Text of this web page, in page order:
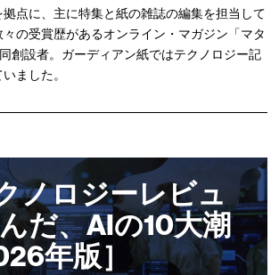
点に、主に特集と紙の雑誌の編集を担当して
の受賞歴があるオンライン・マガジン「マタ
創設者。ガーディアン紙ではテクノロジー記
ました。
ノロジーレビュ
だ、AIの10大潮
年版］